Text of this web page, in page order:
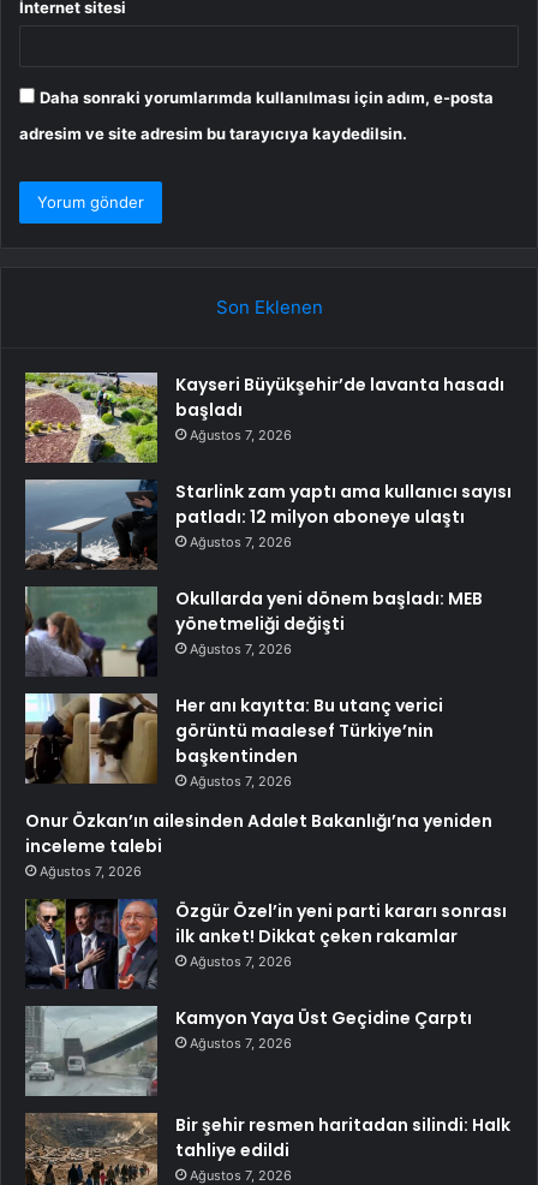
İnternet sitesi
Daha sonraki yorumlarımda kullanılması için adım, e-posta
adresim ve site adresim bu tarayıcıya kaydedilsin.
Son Eklenen
Kayseri Büyükşehir’de lavanta hasadı
başladı
Ağustos 7, 2026
Starlink zam yaptı ama kullanıcı sayısı
patladı: 12 milyon aboneye ulaştı
Ağustos 7, 2026
Okullarda yeni dönem başladı: MEB
yönetmeliği değişti
Ağustos 7, 2026
Her anı kayıtta: Bu utanç verici
görüntü maalesef Türkiye’nin
başkentinden
Ağustos 7, 2026
Onur Özkan’ın ailesinden Adalet Bakanlığı’na yeniden
inceleme talebi
Ağustos 7, 2026
Özgür Özel’in yeni parti kararı sonrası
ilk anket! Dikkat çeken rakamlar
Ağustos 7, 2026
Kamyon Yaya Üst Geçidine Çarptı
Ağustos 7, 2026
Bir şehir resmen haritadan silindi: Halk
tahliye edildi
Ağustos 7, 2026